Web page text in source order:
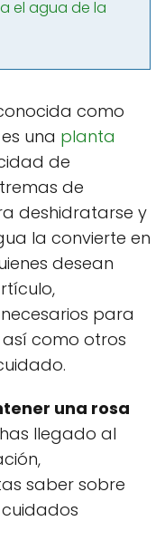
el agua de la
como
es una planta
de
de
deshidratarse y
la convierte en
desean
para
como otros
una rosa
llegado al
saber sobre